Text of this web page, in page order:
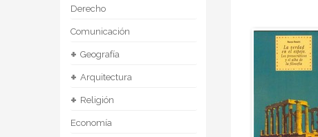
Derecho
Comunicación
+ Geografía
+ Arquitectura
+ Religión
Economía